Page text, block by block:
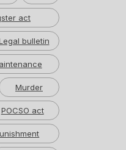
act
bulletin
Murder
POCSO act